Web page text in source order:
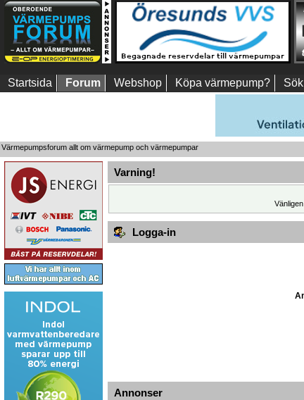
Startsida Forum Webshop Köpa värmepump? Sök
Värmepumpsforum allt om värmepump och värmepumpar
Varning!
Logga-in
Annonser